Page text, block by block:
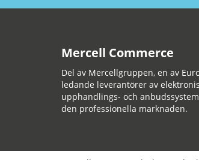
Mercell Commerce
Del av Mercellgruppen, en av
ledande leverantörer av
upphandlings- och
den professionella marknaden.